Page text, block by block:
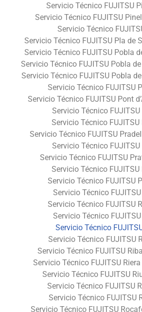
Servicio Técnico FUJITSU
Servicio Técnico FUJITSU
Servicio Técnico
Servicio Técnico FUJITSU Pla de
Servicio Técnico FUJITSU Pobla
Servicio Técnico FUJITSU Pobla
Servicio Técnico FUJITSU Pobla
Servicio Técnico FUJITSU
Servicio Técnico FUJITSU Pont
Servicio Técnico
Servicio Técnico FUJITSU
Servicio Técnico FUJITSU
Servicio Técnico FUJITSU
Servicio Técnico FUJITSU
Servicio Técnico
Servicio Técnico FUJITSU
Servicio Técnico
Servicio Técnico FUJITSU
Servicio Técnico
Servicio Técnico
Servicio Técnico FUJITSU
Servicio Técnico FUJITSU
Servicio Técnico FUJITSU
Servicio Técnico FUJITSU
Servicio Técnico FUJITSU
Servicio Técnico FUJITSU
Servicio Técnico FUJITSU